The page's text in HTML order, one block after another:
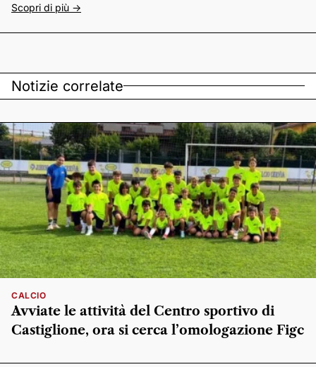
Scopri di più ->
Notizie correlate
CALCIO
Avviate le attività del Centro sportivo di
Castiglione, ora si cerca l’omologazione Figc